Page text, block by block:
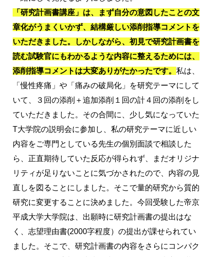
「研究計画書講座」は、まず自分の意図したことの文
章化がうまくいかず、結構厳しい添削指導コメントを
いただきました。しかしながら、初見で研究計画書を
読む試験官にもわかるような内容に整えるためには、
添削指導コメントは大変ありがたかったです。 私は、
「慢性疼痛」や「痛みの破局化」を研究テーマにして
いて、３回の添削＋追加添削１回の計４回の添削をし
ていただきました。その合間に、少し気になっていた
T大学院の説明会に参加し、私の研究テーマに近しい
内容をご専門としている先生の個別面談で相談した
ら、正直期待していた反応が得られず、まだオリジナ
リティが足りないことに気づかされたので、内容の見
直しを図ることにしました。そこで量的研究から質的
研究に変更することに決めました。今回受験した帝京
平成大学大学院は、出願時に研究計画書の提出はな
く、志望理由書(2000字程度）の提出が課せられてい
ました。そこで、研究計画書の内容をさらにコンパク